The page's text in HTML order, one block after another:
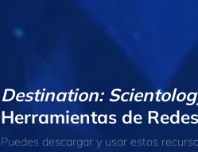
Destination:
Herramientas de
Puedes descargar y usar estos